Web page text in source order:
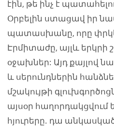
էին, թե ինչ է
Օրբելին ստացավ իր
պատասխանը, որը
Էրմիտաժը, այլև երկրի
օջախներ: Այդ քայլով
և սերունդներին
մշակույթի
այսօր հաղորդակցվում
հյուրերը. դա